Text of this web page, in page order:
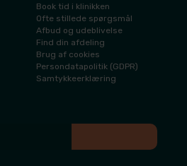
​Book tid i klinikken
​Ofte stillede spørgsmål
Afbud og udeblivelse
​Find din afdeling
​Brug af cookies
​Persondatapolitik (GDPR)
​Samtykkeerklæring